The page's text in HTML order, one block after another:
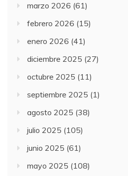
marzo 2026 (61)
febrero 2026 (15)
enero 2026 (41)
diciembre 2025 (27)
octubre 2025 (11)
septiembre 2025 (1)
agosto 2025 (38)
julio 2025 (105)
junio 2025 (61)
mayo 2025 (108)